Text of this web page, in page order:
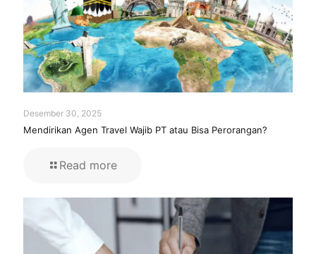
Desember 30, 2025
Mendirikan Agen Travel Wajib PT atau Bisa Perorangan?
Read more